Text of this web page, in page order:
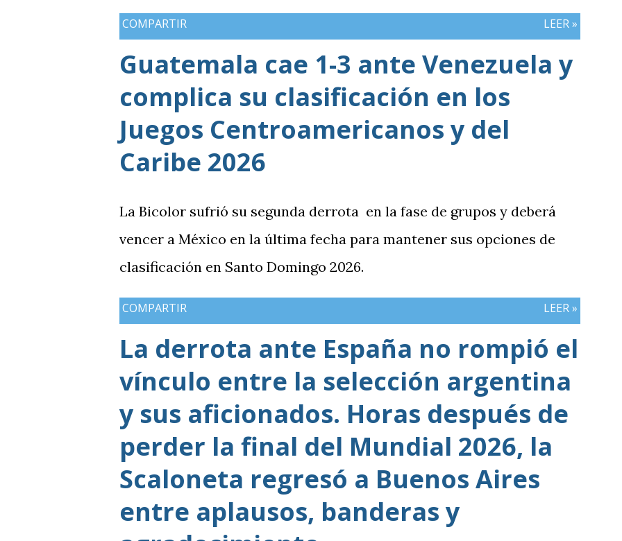
marcó el inicio de su desarrollo como profesional. Ahora, el
guatemalteco se incorpora al Kaohsiung Attackers FC, una institución
de crecimiento reciente dentro del fútbol taiwanés. El club nació en
2016 con su equipo femenino y fue hasta 2025 cuando creó su rama
masculina, la cual comenzó su recorrido en la Segunda División antes
de conseguir el ascenso a la máxima categoría.
COMPARTIR LEER »
Guatemala cae 1-3 ante Venezuela y
complica su clasificación en los
Juegos Centroamericanos y del
Caribe 2026
La Bicolor sufrió su segunda derrota en la fase de grupos y deberá
vencer a México en la última fecha para mantener sus opciones de
clasificación en Santo Domingo 2026.
COMPARTIR LEER »
La derrota ante España no rompió el
vínculo entre la selección argentina
y sus aficionados. Horas después de
perder la final del Mundial 2026, la
Scaloneta regresó a Buenos Aires
entre aplausos, banderas y